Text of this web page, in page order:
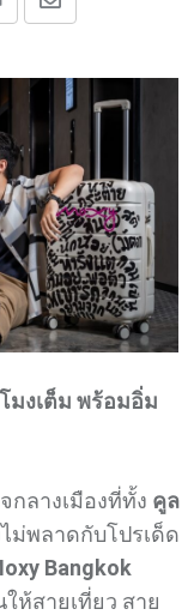
Share
Email
มงเต็ม พร้อมอิ่ม
กลางเมืองที่ทั้ง คูล
ม่พลาดกับโปรเด็ด
Bangkok
ห้สายเที่ยว สาย